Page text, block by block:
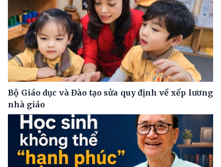
Bộ Giáo dục và Đào tạo sửa quy định về xếp lương
nhà giáo